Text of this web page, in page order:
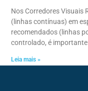
Nos Corredores Visuais
(linhas contínuas) em
recomendados (linhas
controlado, é importante
Leia mais »